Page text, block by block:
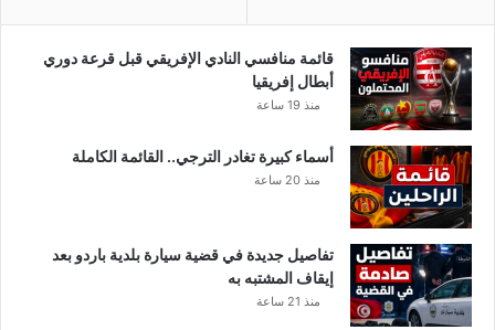
قائمة منافسي النادي الإفريقي قبل قرعة دوري
أبطال إفريقيا
منذ 19 ساعة
أسماء كبيرة تغادر الترجي.. القائمة الكاملة
منذ 20 ساعة
تفاصيل جديدة في قضية سيارة بلدية باردو بعد
إيقاف المشتبه به
منذ 21 ساعة